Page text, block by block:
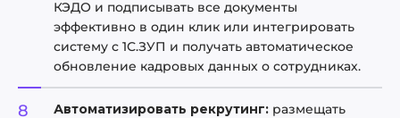
КЭДО и подписывать все документы
эффективно в один клик или интегрировать
систему с 1С.ЗУП и получать автоматическое
обновление кадровых данных о сотрудниках.
Автоматизировать рекрутинг: размещать